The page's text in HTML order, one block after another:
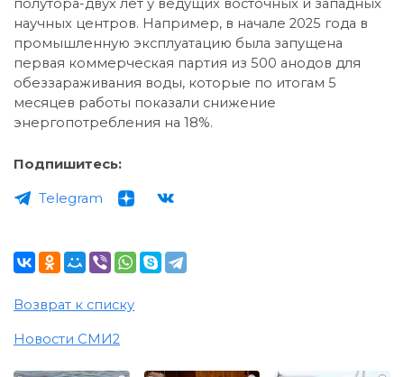
научных центров. Например, в начале 2025 года в
промышленную эксплуатацию была запущена
первая коммерческая партия из 500 анодов для
обеззараживания воды, которые по итогам 5
месяцев работы показали снижение
энергопотребления на 18%.
Подпишитесь:
Telegram
Возврат к списку
Новости СМИ2